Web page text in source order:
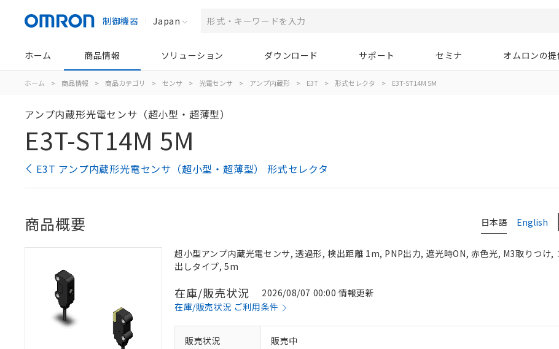
制御機器 Japan
ホーム 商品情報 ソリューション ダウンロード サポート セミナ オムロンの
ホーム > 商品情報 > 商品カテゴリ > センサ > 光電センサ > アンプ内蔵形 > E3T > 形式セレクタ > E3T-ST14M 5M
アンプ内蔵形光電センサ（超小型・超薄型）
E3T-ST14M 5M
E3T アンプ内蔵形光電センサ（超小型・超薄型） 形式セレクタ
日本語 English
商品概要
超小型アンプ内蔵光電センサ, 透過形, 検出距離 1m, PNP出力, 遮光時ON, 赤色光, M3取りつけ,
出しタイプ, 5m
在庫/販売状況
2026/08/07 00:00 情報更新
在庫/販売状況 ご利用条件
販売状況 販売中